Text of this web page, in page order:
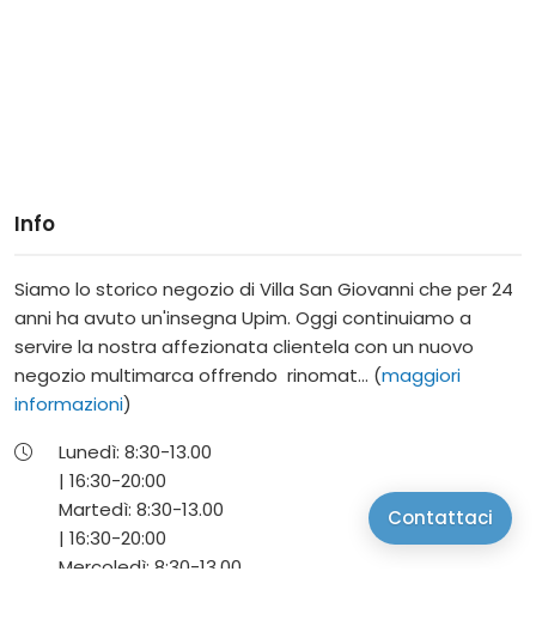
Contattaci
Info
Siamo lo storico negozio di Villa San Giovanni che per 24
anni ha avuto un'insegna Upim. Oggi continuiamo a
servire la nostra affezionata clientela con un nuovo
negozio multimarca offrendo rinomat... (maggiori
informazioni)
Lunedì:8:30-13.00
|16:30-20:00
Martedì:8:30-13.00
|16:30-20:00
Mercoledì:8:30-13.00